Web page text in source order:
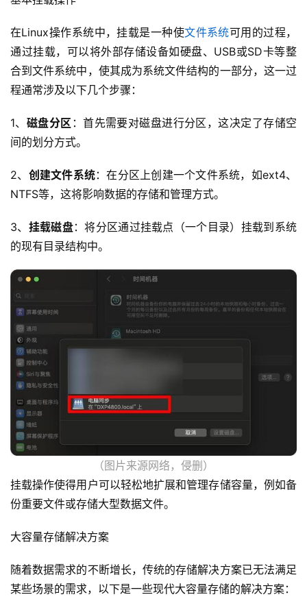
在Linux操作系统中，挂载是一种使文件系统可用的过程，
通过挂载，可以将外部存储设备如硬盘、USB或SD卡等整
合到文件系统中，使其成为系统文件结构的一部分，这一过
程通常涉及以下几个步骤：
1、 磁盘分区 ：首先需要对磁盘进行分区，这决定了存储空
间的划分方式。
2、 创建文件系统：在分区上创建一个文件系统，如ext4、
NTFS等，这将影响数据的存储和管理方式。
3、 挂载磁盘：将分区通过挂载点（一个目录）挂载到系统
的现有目录结构中。
（图片来源网络，侵删）
挂载操作使得用户可以轻松地扩展和管理存储容量，例如备
份重要文件或存储大型数据文件。
大容量存储解决方案
随着数据需求的不断增长，传统的存储解决方案已无法满足
某些场景的需求，以下是一些现代大容量存储的解决方案：